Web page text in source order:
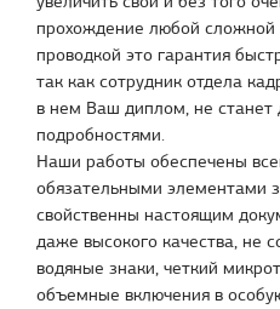
прохождение любой сложной
проводкой это гарантия
так как сотрудник отдела
в нем Ваш диплом, не станет
подробностями.
Наши работы обеспечены
обязательными элементами
свойственны настоящим
даже высокого качества, не
водяные знаки, четкий
объемные включения в